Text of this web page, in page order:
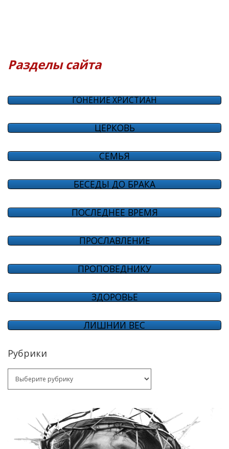
Разделы сайта
ГОНЕНИЕ ХРИСТИАН
ЦЕРКОВЬ
СЕМЬЯ
БЕСЕДЫ ДО БРАКА
ПОСЛЕДНЕЕ ВРЕМЯ
ПРОСЛАВЛЕНИЕ
ПРОПОВЕДНИКУ
ЗДОРОВЬЕ
ЛИШНИЙ ВЕС
Рубрики